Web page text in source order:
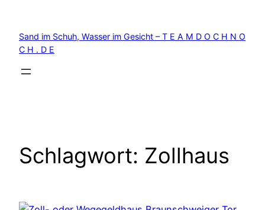
springen
Sand im Schuh, Wasser im Gesicht – T E A M D O C H N O
C H . D E
Schlagwort: Zollhaus